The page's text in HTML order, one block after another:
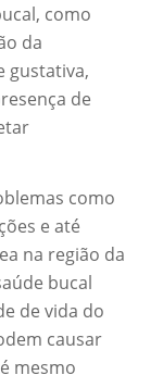
como
da
gustativa,
de
como
e até
na região da
bucal
de vida do
causar
mesmo